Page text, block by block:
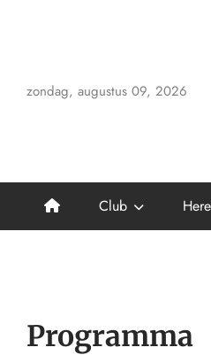
zondag, augustus 09, 2026
Club
Programma